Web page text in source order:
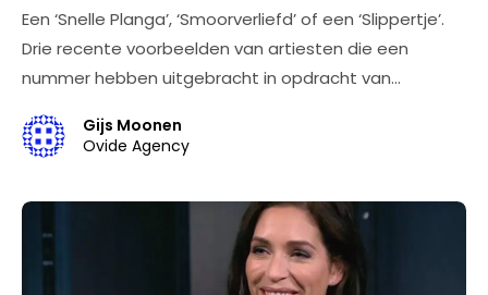
Een ‘Snelle Planga’, ‘Smoorverliefd’ of een ‘Slippertje’.
Drie recente voorbeelden van artiesten die een
nummer hebben uitgebracht in opdracht van…
Gijs Moonen
Ovide Agency